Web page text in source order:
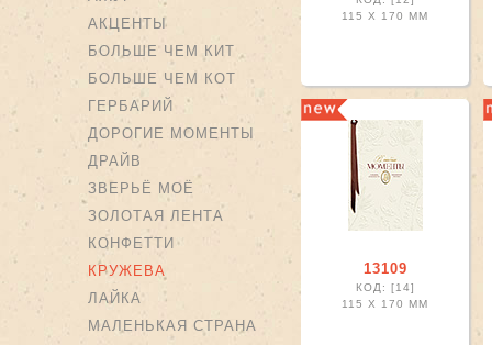
АКЦЕНТЫ
БОЛЬШЕ ЧЕМ КИТ
БОЛЬШЕ ЧЕМ КОТ
ГЕРБАРИЙ
ДОРОГИЕ МОМЕНТЫ
ДРАЙВ
ЗВЕРЬЁ МОЁ
ЗОЛОТАЯ ЛЕНТА
КОНФЕТТИ
КРУЖЕВА
ЛАЙКА
МАЛЕНЬКАЯ СТРАНА
115 X 170 ММ
13109
КОД: [14]
115 X 170 ММ